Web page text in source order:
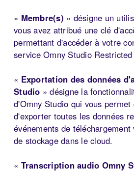
« Membre(s) » désigne un
vous avez attribué une clé
permettant d'accéder à votre
service Omny Studio Restricted
« Exportation des données
Studio » désigne la
d'Omny Studio qui vous
d'exporter toutes les données
événements de
de stockage dans le cloud.
« Transcription audio Omny